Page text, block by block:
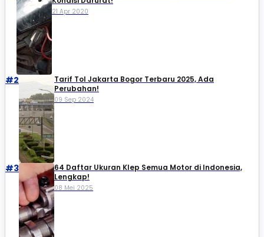
21 Apr 2020
#2
Tarif Tol Jakarta Bogor Terbaru 2025, Ada
Perubahan!
09 Sep 2024
#3
64 Daftar Ukuran Klep Semua Motor di Indonesia,
Lengkap!
08 Mei 2025